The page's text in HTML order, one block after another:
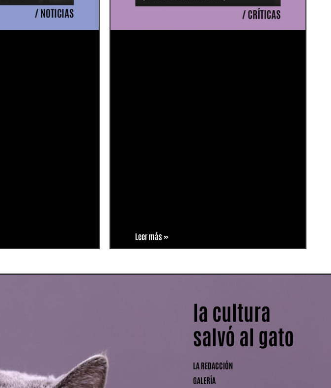
Leer más »
la cultura
salvó al gato
LA REDACCIÓN
GALERÍA